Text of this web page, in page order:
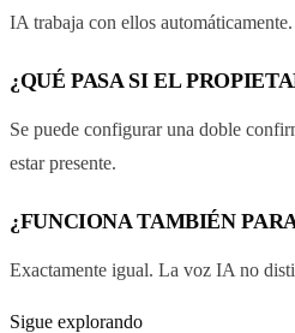
IA trabaja con ellos automáticamente.
¿QUÉ PASA SI EL
Se puede configurar una doble
estar presente.
¿FUNCIONA TAMBIÉN
Exactamente igual. La voz IA no
Sigue explorando